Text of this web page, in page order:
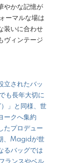
やかな記憶が
ーマルな場は
装いに合わせ
ヴィンテージ
されたバッ
も長年大切に
」と同様、世
ークへ集約
たプロデュー
、Magidが世
るバッグでは
ランスやベル